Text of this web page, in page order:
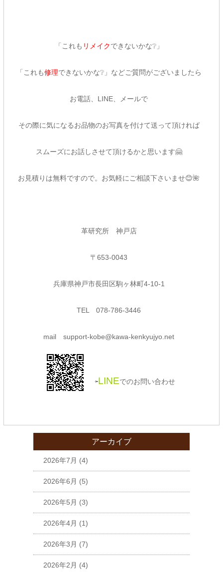
「これも リメイクできないかな❔」
「これも修理できないかな❔」などご質問がございましたら
お電話、LINE、メールで
その際に気になるお品物のお写真を付けて送って頂ければ
スムーズにお話しさせて頂けるかと思います🤗
お見積りは無料ですので。お気軽にご相談下さいませ😊🌺
革研究所 神戸店
〒653-0043
兵庫県神戸市長田区駒ヶ林町4-10-1
TEL 078-786-3446
mail support-kobe@kawa-kenkyujyo.net
⇦LINEでのお問い合わせ
アーカイブ
2026年7月 (4)
2026年6月 (5)
2026年5月 (3)
2026年4月 (1)
2026年3月 (7)
2026年2月 (4)